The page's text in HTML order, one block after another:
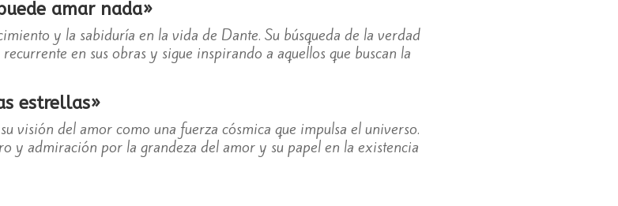
amar nada»
y la sabiduría en la vida de Dante. Su búsqueda de la verdad
en sus obras y sigue inspirando a aquellos que buscan la
estrellas»
visión del amor como una fuerza cósmica que impulsa el universo.
y admiración por la grandeza del amor y su papel en la existencia